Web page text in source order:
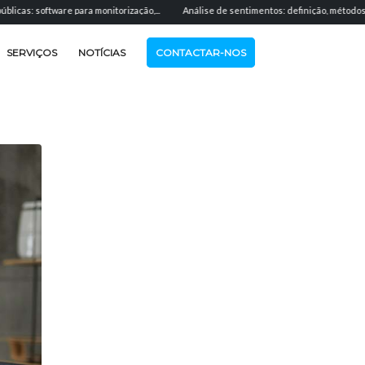
para monitorização,... Análise de sentimentos: definição, métodos e aplicação...
SERVIÇOS NOTÍCIAS CONTACTAR-NOS